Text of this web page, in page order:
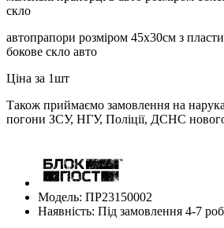
скло
автопрапори розміром 45х30см з
бокове скло авто
Ціна за 1шт
Також приймаємо замовлення на
погони ЗСУ, НГУ, Поліції, ДСНС нового
Модель: ПР23150002
Наявність: Під замовлення 4-7